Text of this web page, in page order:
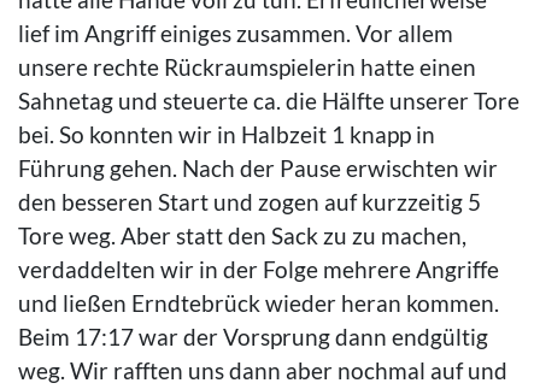
lief im Angriff einiges zusammen. Vor allem
unsere rechte Rückraumspielerin hatte einen
Sahnetag und steuerte ca. die Hälfte unserer Tore
bei. So konnten wir in Halbzeit 1 knapp in
Führung gehen. Nach der Pause erwischten wir
den besseren Start und zogen auf kurzzeitig 5
Tore weg. Aber statt den Sack zu zu machen,
verdaddelten wir in der Folge mehrere Angriffe
und ließen Erndtebrück wieder heran kommen.
Beim 17:17 war der Vorsprung dann endgültig
weg. Wir rafften uns dann aber nochmal auf und